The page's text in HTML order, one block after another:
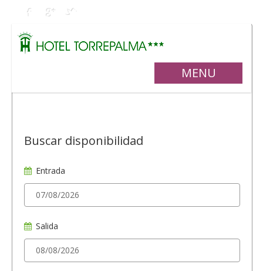
MENU
Buscar disponibilidad
Entrada
Salida